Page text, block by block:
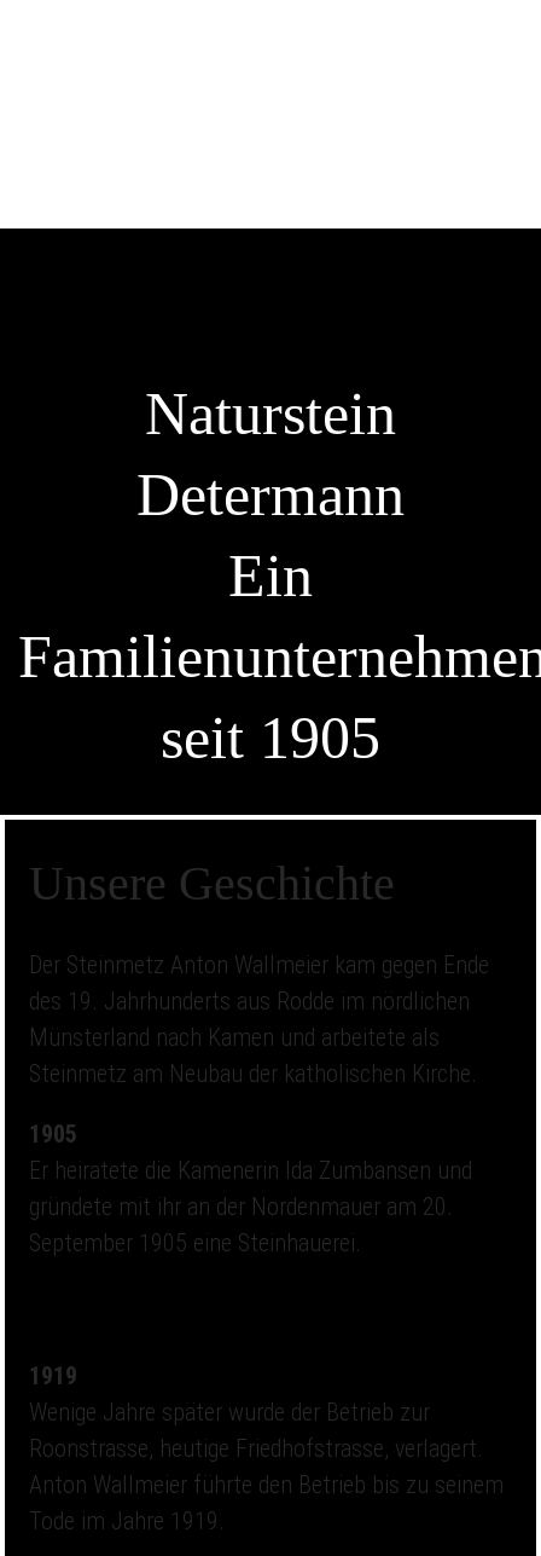
Naturstein
Determann
Ein
seit 1905
Unsere Geschichte
Der Steinmetz Anton Wallmeier kam gegen Ende
des 19. Jahrhunderts aus Rodde im nördlichen
Münsterland nach Kamen und arbeitete als
Steinmetz am Neubau der katholischen Kirche.
1905
Er heiratete die Kamenerin Ida Zumbansen und
gründete mit ihr an der Nordenmauer am 20.
September 1905 eine Steinhauerei.
1919
Wenige Jahre später wurde der Betrieb zur
Roonstrasse, heutige Friedhofstrasse, verlagert.
Anton Wallmeier führte den Betrieb bis zu seinem
Tode im Jahre 1919.